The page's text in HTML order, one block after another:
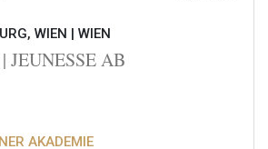
WIEN | WIEN
JEUNESSE AB
AKADEMIE